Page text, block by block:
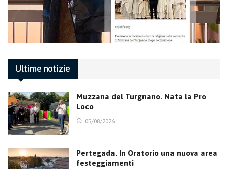
Ultime notizie
Muzzana del Turgnano. Nata la Pro
Loco
05/08/2026
Pertegada. In Oratorio una nuova area
festeggiamenti